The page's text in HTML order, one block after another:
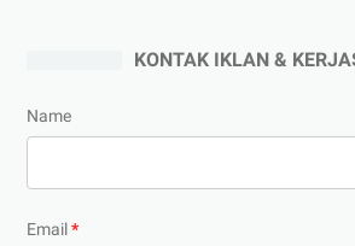
KONTAK IKLAN &
Name
Email *